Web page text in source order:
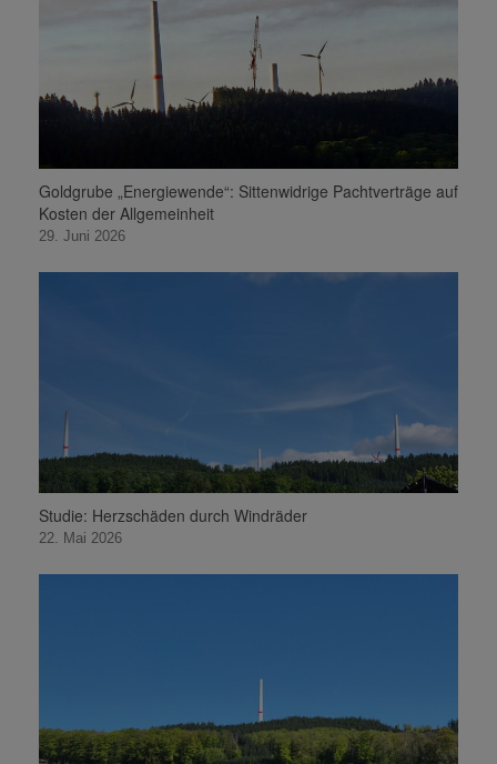
Goldgrube „Energiewende“: Sittenwidrige Pachtverträge auf
Kosten der Allgemeinheit
29. Juni 2026
Studie: Herzschäden durch Windräder
22. Mai 2026